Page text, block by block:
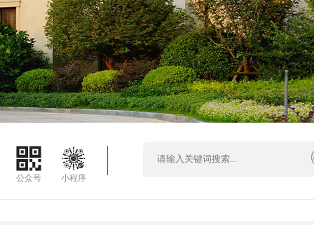
公众号 小程序